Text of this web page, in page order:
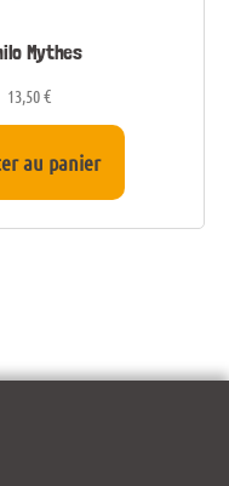
Mythes
13,50€
au panier